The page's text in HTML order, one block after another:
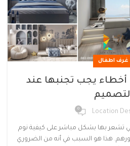
غرف اطفال
غرفة الأطفال | 5 أخطاء يجب تجنبها عند
Location
0
تشعر بها بشكل مباشر على كيفية نوم
هذا هو السبب في أنه من الضروري